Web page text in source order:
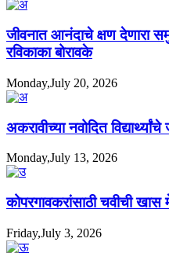
जीवनात आनंदाचे क्षण
रविकाका बोरावके
Monday,July 20, 2026
अकरावीच्या नवोदित
Monday,July 13, 2026
कोपरगावकरांसाठी चवीची खास
Friday,July 3, 2026